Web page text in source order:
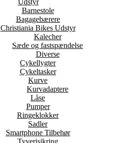
Udstyr
Barnestole
Bagagebærere
Christiania Bikes Udstyr
Kalecher
Sæde og fastspændelse
Diverse
Cykellygter
Cykeltasker
Kurve
Kurvadaptere
Låse
Pumper
Ringeklokker
Sadler
Smartphone Tilbehør
Tyverisikring